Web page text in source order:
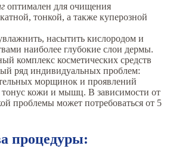
оптимален для очищения
тонкой, а также куперозной
насытить кислородом и
наиболее глубокие слои дермы.
комплекс косметических средств
ряд индивидуальных проблем:
морщинок и проявлений
кожи и мышц. В зависимости от
проблемы может потребоваться от 5
процедуры: